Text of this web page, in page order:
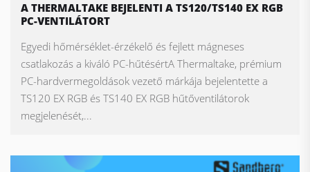
A THERMALTAKE BEJELENTI A TS120/TS140 EX RGB
PC-VENTILÁTORT
Egyedi hőmérséklet-érzékelő és fejlett mágneses
csatlakozás a kiváló PC-hűtésértA Thermaltake, prémium
PC-hardvermegoldások vezető márkája bejelentette a
TS120 EX RGB és TS140 EX RGB hűtőventilátorok
megjelenését,...